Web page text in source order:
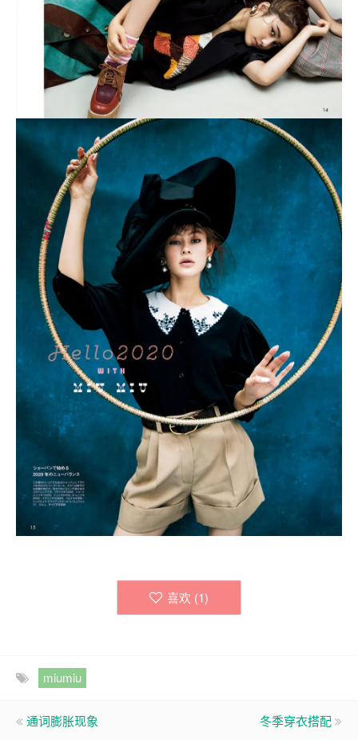
喜欢 (1)
miumiu
通词膨胀现象 冬季穿衣搭配